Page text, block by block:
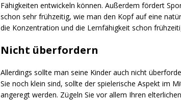
Fähigkeiten entwickeln können. Außerdem fördert
schon sehr frühzeitig, wie man den Kopf auf eine
die Konzentration und die Lernfähigkeit schon
Nicht überfordern
Allerdings sollte man seine Kinder auch nicht
Sie noch klein sind, sollte der spielerische Aspekt im
angeregt werden. Zügeln Sie vor allem Ihren